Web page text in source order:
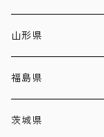
山形県
福島県
茨城県